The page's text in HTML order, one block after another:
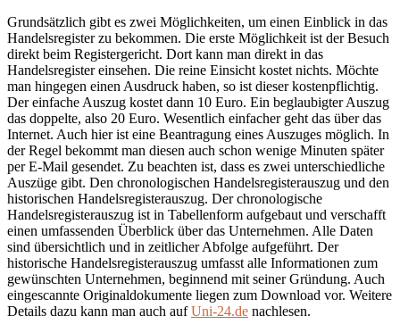
Grundsätzlich gibt es zwei Möglichkeiten, um einen Einblick in das
Handelsregister zu bekommen. Die erste Möglichkeit ist der Besuch
direkt beim Registergericht. Dort kann man direkt in das
Handelsregister einsehen. Die reine Einsicht kostet nichts. Möchte
man hingegen einen Ausdruck haben, so ist dieser kostenpflichtig.
Der einfache Auszug kostet dann 10 Euro. Ein beglaubigter Auszug
das doppelte, also 20 Euro. Wesentlich einfacher geht das über das
Internet. Auch hier ist eine Beantragung eines Auszuges möglich. In
der Regel bekommt man diesen auch schon wenige Minuten später
per E-Mail gesendet. Zu beachten ist, dass es zwei unterschiedliche
Auszüge gibt. Den chronologischen Handelsregisterauszug und den
historischen Handelsregisterauszug. Der chronologische
Handelsregisterauszug ist in Tabellenform aufgebaut und verschafft
einen umfassenden Überblick über das Unternehmen. Alle Daten
sind übersichtlich und in zeitlicher Abfolge aufgeführt. Der
historische Handelsregisterauszug umfasst alle Informationen zum
gewünschten Unternehmen, beginnend mit seiner Gründung. Auch
eingescannte Originaldokumente liegen zum Download vor. Weitere
Details dazu kann man auch aufUni-24.de nachlesen.